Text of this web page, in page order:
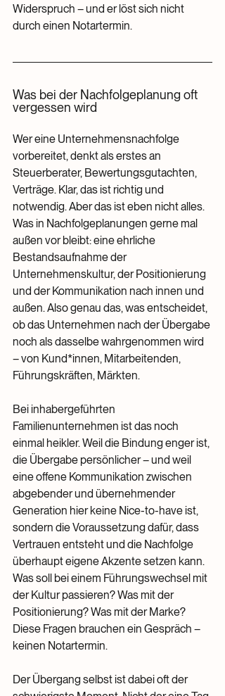
Widerspruch – und er löst sich nicht
durch einen Notartermin.
Was bei der Nachfolgeplanung oft
vergessen wird
Wer eine Unternehmensnachfolge
vorbereitet, denkt als erstes an
Steuerberater, Bewertungsgutachten,
Verträge. Klar, das ist richtig und
notwendig. Aber das ist eben nicht alles.
Was in Nachfolgeplanungen gerne mal
außen vor bleibt: eine ehrliche
Bestandsaufnahme der
Unternehmenskultur, der Positionierung
und der Kommunikation nach innen und
außen. Also genau das, was entscheidet,
ob das Unternehmen nach der Übergabe
noch als dasselbe wahrgenommen wird
– von Kund*innen, Mitarbeitenden,
Führungskräften, Märkten.
Bei inhabergeführten
Familienunternehmen ist das noch
einmal heikler. Weil die Bindung enger ist,
die Übergabe persönlicher – und weil
eine offene Kommunikation zwischen
abgebender und übernehmender
Generation hier keine Nice-to-have ist,
sondern die Voraussetzung dafür, dass
Vertrauen entsteht und die Nachfolge
überhaupt eigene Akzente setzen kann.
Was soll bei einem Führungswechsel mit
der Kultur passieren? Was mit der
Positionierung? Was mit der Marke?
Diese Fragen brauchen ein Gespräch –
keinen Notartermin.
Der Übergang selbst ist dabei oft der